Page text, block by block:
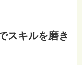
スキルを磨き